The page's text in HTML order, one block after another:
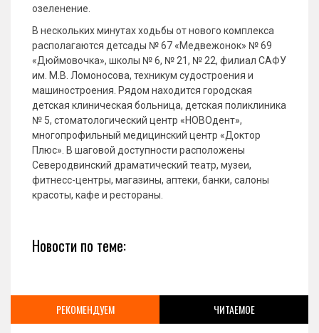
озеленение.
В нескольких минутах ходьбы от нового комплекса
располагаются детсады № 67 «Медвежонок» № 69
«Дюймовочка», школы № 6, № 21, № 22, филиал САФУ
им. М.В. Ломоносова, техникум судостроения и
машиностроения. Рядом находится городская
детская клиническая больница, детская поликлиника
№ 5, стоматологический центр «НОВОдент»,
многопрофильный медицинский центр «Доктор
Плюс». В шаговой доступности расположены
Северодвинский драматический театр, музеи,
фитнесс-центры, магазины, аптеки, банки, салоны
красоты, кафе и рестораны.
Новости по теме:
РЕКОМЕНДУЕМ ЧИТАЕМОЕ